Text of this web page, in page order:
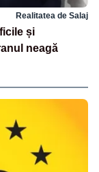
Realitatea de Salaj
și
neagă